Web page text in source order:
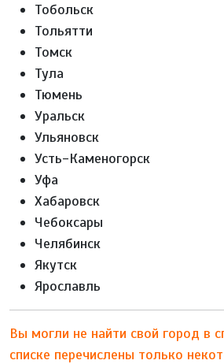
Тобольск
Тольятти
Томск
Тула
Тюмень
Уральск
Ульяновск
Усть-Каменогорск
Уфа
Хабаровск
Чебоксары
Челябинск
Якутск
Ярославль
Вы могли не найти свой город в
списке перечислены только